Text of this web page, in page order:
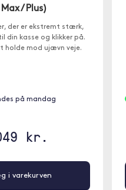
/ Plus)
der er ekstremt stærk,
din kasse og klikker på.
holde mod ujævn veje.
på mandag
kr.
i varekurven